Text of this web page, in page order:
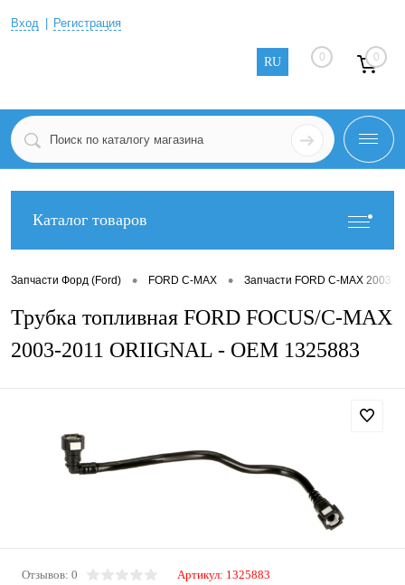
Вход Регистрация
RU 0 0
Каталог товаров
Запчасти Форд (Ford) • FORD C-MAX • Запчасти FORD C-MAX 2003-
Трубка топливная FORD FOCUS/C-MAX
2003-2011 ORIIGNAL - OEM 1325883
Отзывов: 0 Артикул: 1325883